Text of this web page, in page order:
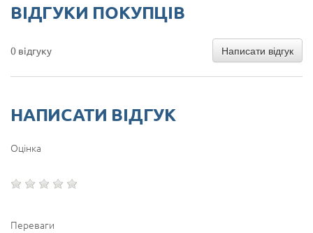
ВІДГУКИ ПОКУПЦІВ
0 відгуку Написати відгук
НАПИСАТИ ВІДГУК
Оцінка
Переваги